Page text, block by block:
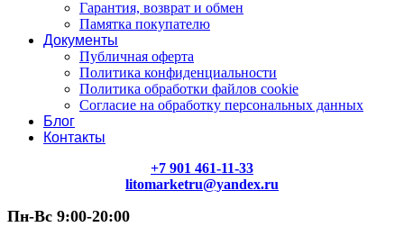
Гарантия, возврат и обмен
Памятка покупателю
Документы
Публичная оферта
Политика конфиденциальности
Политика обработки файлов cookie
Согласие на обработку персональных данных
Блог
Контакты
+7 901 461-11-33
litomarketru@yandex.ru
Пн-Вс 9:00-20:00